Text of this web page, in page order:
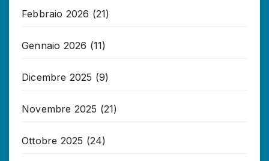
Febbraio 2026 (21)
Gennaio 2026 (11)
Dicembre 2025 (9)
Novembre 2025 (21)
Ottobre 2025 (24)